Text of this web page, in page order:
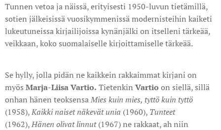
Tunnen vetoa ja näissä, erityisesti 1950-luvun tietämillä,
sotien jälkeisissä vuosikymmenissä modernisteihin kaiketi
lukeutuneissa kirjailijoissa kynänjälki on itselleni tärkeää,
veikkaan, koko suomalaiselle kirjoittamiselle tärkeää.
Se hylly, jolla pidän ne kaikkein rakkaimmat kirjani on
myös Marja-Liisa Vartio. Tietenkin Vartio on siellä, sillä
onhan hänen teoksensaMies kuin mies, tyttö kuin tyttö
(1958),Kaikki naiset näkevät unia (1960), Tunteet
(1962),Hänen olivat linnut(1967) ne rakkaat, ah niin